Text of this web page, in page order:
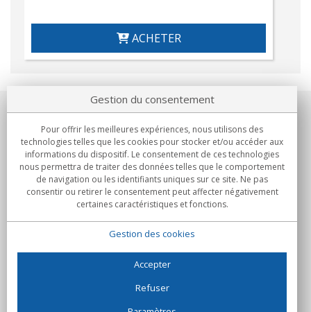
ACHETER
Notre société
Engagements
Achats
Gestion du consentement
Pour offrir les meilleures expériences, nous utilisons des
technologies telles que les cookies pour stocker et/ou accéder aux
informations du dispositif. Le consentement de ces technologies
nous permettra de traiter des données telles que le comportement
de navigation ou les identifiants uniques sur ce site. Ne pas
consentir ou retirer le consentement peut affecter négativement
certaines caractéristiques et fonctions.
Gestion des cookies
Accepter
Refuser